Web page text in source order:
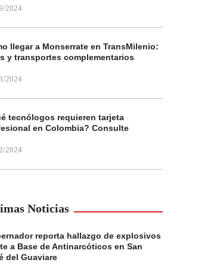
2024
llegar a Monserrate en TransMilenio:
y transportes complementarios
2024
tecnólogos requieren tarjeta
en Colombia? Consulte
2024
Noticias
reporta hallazgo de explosivos
a Base de Antinarcóticos en San
del Guaviare